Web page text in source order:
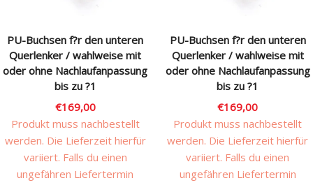
PU-Buchsen f?r den unteren
Querlenker / wahlweise mit
oder ohne Nachlaufanpassung
bis zu ?1
€169,00
Produkt muss nachbestellt
werden. Die Lieferzeit hierfür
variiert. Falls du einen
ungefähren Liefertermin
PU-Buchsen f?r den unteren
Querlenker / wahlweise mit
oder ohne Nachlaufanpassung
bis zu ?1
€169,00
Produkt muss nachbestellt
werden. Die Lieferzeit hierfür
variiert. Falls du einen
ungefähren Liefertermin